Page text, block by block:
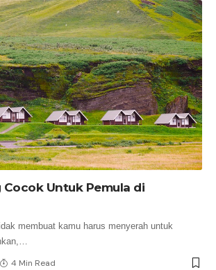
Cocok Untuk Pemula di
membuat kamu harus menyerah untuk
4 Min Read